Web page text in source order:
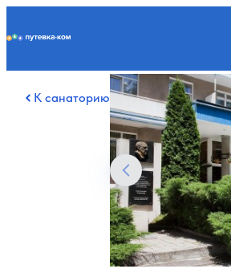
К санаторию
Смотреть все фото60